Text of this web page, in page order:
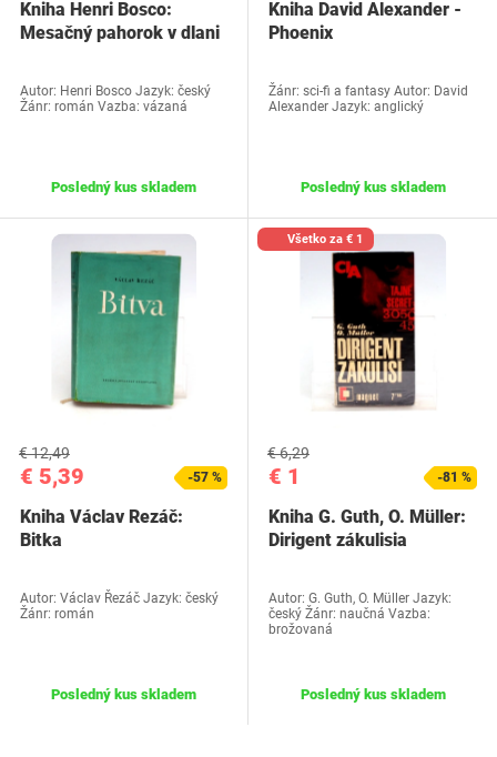
Kniha Henri Bosco:
Mesačný pahorok v dlani
Autor: Henri Bosco Jazyk: český
Žánr: román Vazba: vázaná
Posledný kus skladem
Kniha David Alexander -
Phoenix
Žánr: sci-fi a fantasy Autor: David
Alexander Jazyk: anglický
Posledný kus skladem
€ 5,39
€ 12,49
-57 %
Kniha Václav Rezáč:
Bitka
Autor: Václav Řezáč Jazyk: český
Žánr: román
Posledný kus skladem
Všetko za € 1
€ 1
€ 6,29
-81 %
Kniha G. Guth, O. Müller:
Dirigent zákulisia
Autor: G. Guth, O. Müller Jazyk:
český Žánr: naučná Vazba:
brožovaná
Posledný kus skladem